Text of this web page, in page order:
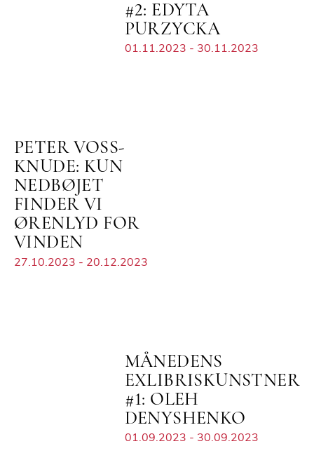
#2: EDYTA
PURZYCKA
01.11.2023 - 30.11.2023
PETER VOSS-
KNUDE: KUN
NEDBØJET
FINDER VI
ØRENLYD FOR
VINDEN
27.10.2023 - 20.12.2023
MÅNEDENS
EXLIBRISKUNSTNER
#1: OLEH
DENYSHENKO
01.09.2023 - 30.09.2023